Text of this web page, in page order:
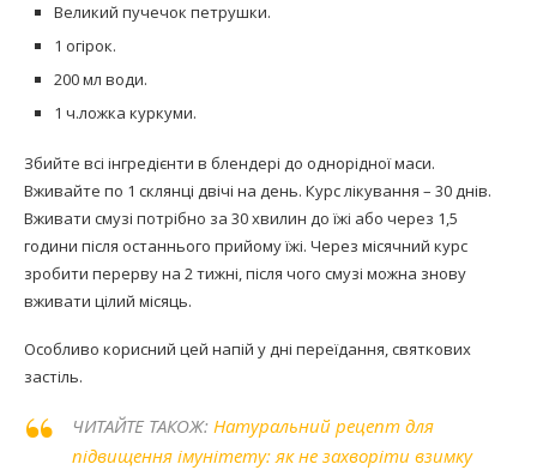
Великий пучечок петрушки.
1 огірок.
200 мл води.
1 ч.ложка куркуми.
Збийте всі інгредієнти в блендері до однорідної маси.
Вживайте по 1 склянці двічі на день. Курс лікування – 30 днів.
Вживати смузі потрібно за 30 хвилин до їжі або через 1,5
години після останнього прийому їжі. Через місячний курс
зробити перерву на 2 тижні, після чого смузі можна знову
вживати цілий місяць.
Особливо корисний цей напій у дні переїдання, святкових
застіль.
ЧИТАЙТЕ ТАКОЖ: Натуральний рецепт для
підвищення імунітету: як не захворіти взимку